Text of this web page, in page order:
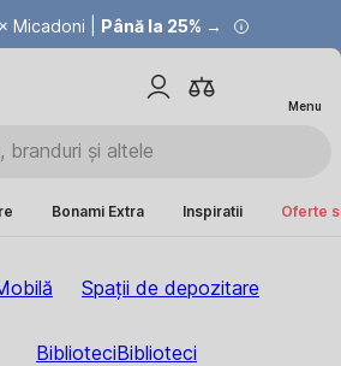
Micadoni | Până la 25% →
Economisești până la 40% →
Menu
Bonami Extra Inspiratii Oferte
Spații de depozitare
BiblioteciBiblioteci